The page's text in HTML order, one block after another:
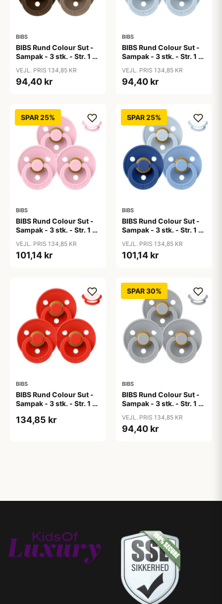
BIBS
BIBS Rund Colour Sut -
Sampak - 3 stk. - Str. 1 -
VEJL. PRIS 134,85 KR
94,40 kr
BIBS
BIBS Rund Colour Sut -
Sampak - 3 stk. - Str. 1 -
VEJL. PRIS 134,85 KR
94,40 kr
SPAR 25%
BIBS
BIBS Rund Colour Sut -
Sampak - 3 stk. - Str. 1 -
VEJL. PRIS 134,85 KR
101,14 kr
SPAR 25%
BIBS
BIBS Rund Colour Sut -
Sampak - 3 stk. - Str. 1 -
VEJL. PRIS 134,85 KR
101,14 kr
BIBS
BIBS Rund Colour Sut -
Sampak - 3 stk. - Str. 1 -
134,85 kr
SPAR 30%
BIBS
BIBS Rund Colour Sut -
Sampak - 3 stk. - Str. 1 -
VEJL. PRIS 134,85 KR
94,40 kr